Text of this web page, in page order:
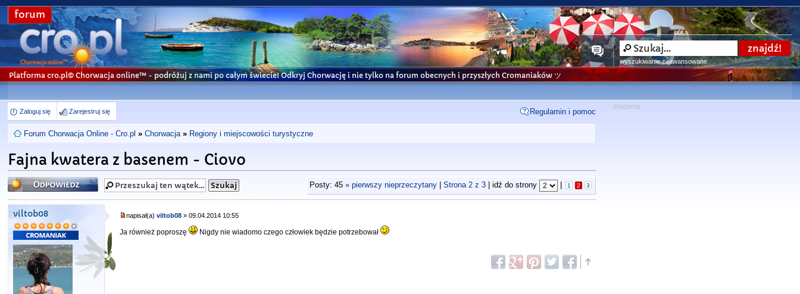
forum
wyszukiwanie zaawansowane
Platforma cro.pl© Chorwacja online™ - podróżuj z nami po całym świecie! Odkryj Chorwację i nie tylko na forum obecnych i przyszłych Cromaniaków ツ
Zaloguj się Zarejestruj się Regulamin i pomoc
Forum Chorwacja Online - Cro.pl » Chorwacja » Regiony i miejscowości turystyczne
Fajna kwatera z basenem - Ciovo
Odpowiedz Posty: 45 » pierwszy nieprzeczytany| Strona 2z 3| idź do strony 1 2 3
viltob08 napisał(a)viltob08 » 09.04.2014 10:55
Ja również poproszę Nigdy nie wiadomo czego człowiek będzie potrzebował